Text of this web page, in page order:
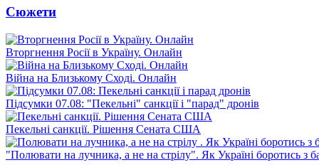
Сюжети
Вторгнення Росії в Україну. Онлайн
Війна на Близькому Сході. Онлайн
Підсумки 07.08: "Пекельні" санкції і "парад" дронів
Пекельні санкції. Рішення Сената США
"Полювати на лучника, а не на стрілу". Як Україні боротись з